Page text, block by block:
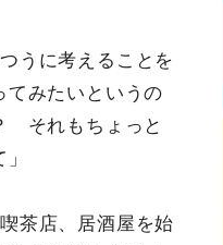
うに考えることを
てみたいというの
それもちょっと
茶店、居酒屋を始